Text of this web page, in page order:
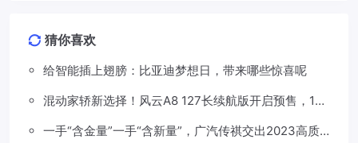
猜你喜欢
给智能插上翅膀：比亚迪梦想日，带来哪些惊喜呢
混动家轿新选择！风云A8 127长续航版开启预售，13
一手“含金量”一手“含新量”，广汽传祺交出2023高质